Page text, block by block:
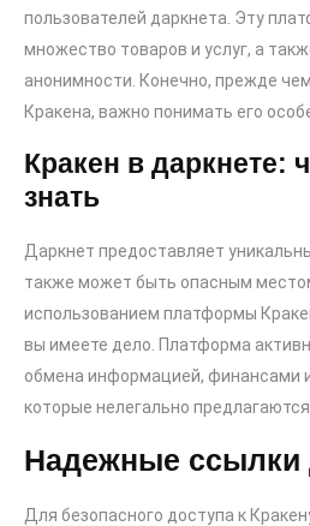
пользователей даркнета. Эту
множество товаров и услуг, а
анонимности. Конечно, прежде
Кракена, важно понимать его
Кракен в даркнете:
знать
Даркнет предоставляет
также может быть опасным
использованием платформы
вы имеете дело. Платформа
обмена информацией, финансами
которые нелегально
Надежные ссылки
Для безопасного доступа к